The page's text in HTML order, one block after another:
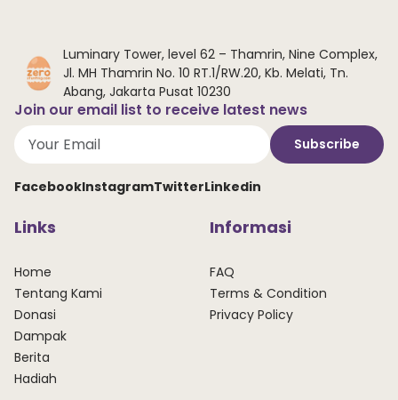
Luminary Tower, level 62 – Thamrin, Nine Complex,
Jl. MH Thamrin No. 10 RT.1/RW.20, Kb. Melati, Tn.
Abang, Jakarta Pusat 10230
Join our email list to receive latest news
Subscribe
FacebookInstagramTwitterLinkedin
Links
Home
Tentang Kami
Donasi
Dampak
Berita
Hadiah
Informasi
FAQ
Terms & Condition
Privacy Policy